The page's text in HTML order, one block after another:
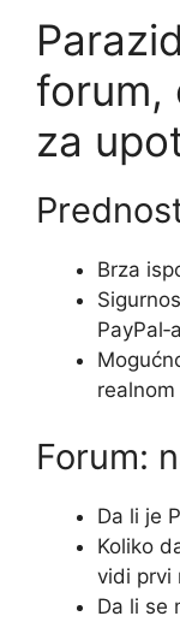
forum,
za
Brza
Forum:
Da li je
Koliko
vidi prvi
Da li se